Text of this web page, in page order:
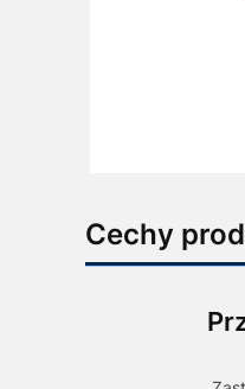
Cechy